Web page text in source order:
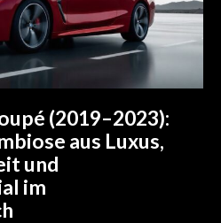
(2019–2023):
aus Luxus,
und
im